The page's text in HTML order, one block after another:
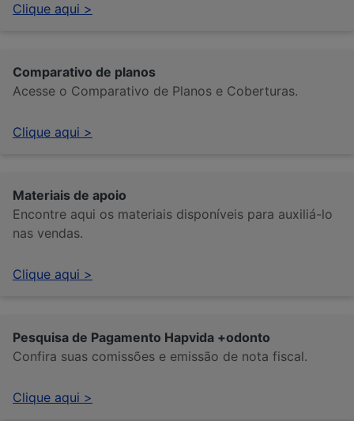
Clique aqui >
Comparativo de planos
Acesse o Comparativo de Planos e Coberturas.
Clique aqui >
Materiais de apoio
Encontre aqui os materiais disponíveis para auxiliá-lo
nas vendas.
Clique aqui >
Pesquisa de Pagamento Hapvida +odonto
Confira suas comissões e emissão de nota fiscal.
Clique aqui >